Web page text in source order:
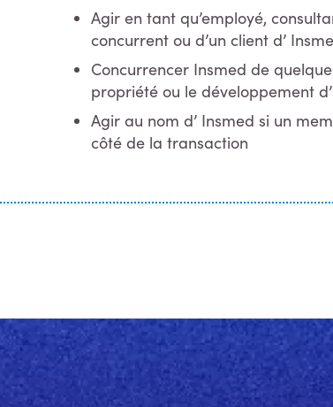
Agir en tant qu’employé,
concurrent ou d’un client d’
Concurrencer Insmed de
propriété ou le développement
Agir au nom d’ Insmed si un
côté de la transaction